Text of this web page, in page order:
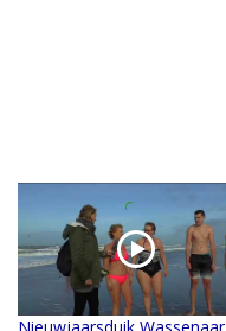
Nieuwjaarsduik Wassenaar